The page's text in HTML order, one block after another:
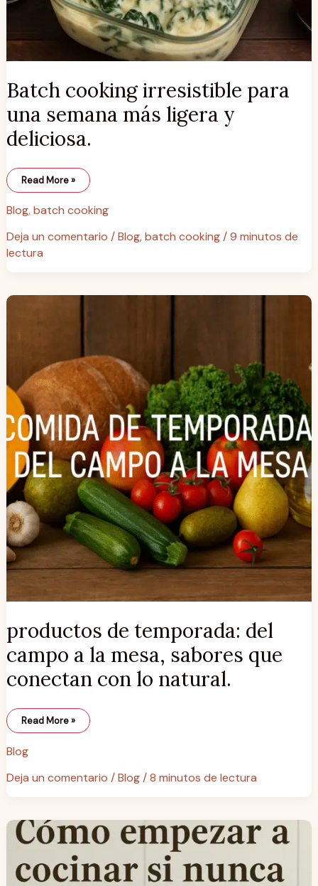
Batch cooking irresistible para
una semana más ligera y
deliciosa.
Read More »
Blog, batch cooking
Deja un comentario /Blog,batch cooking/9 minutos de
lectura
productos de temporada: del
campo a la mesa, sabores que
conectan con lo natural.
productos
sabores
que
conectan
con
lo
natural.
Read More »
Blog
Deja un comentario /Blog/8 minutos de lectura
Cómo
empezar
a
desde
cero:
guía